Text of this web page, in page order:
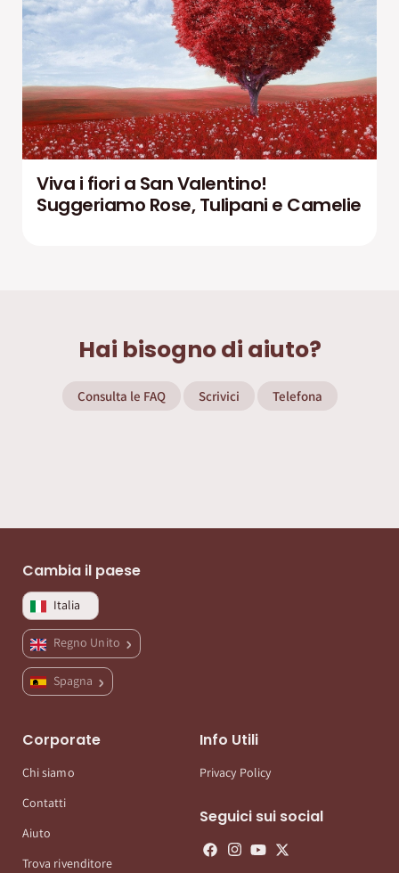
Viva i fiori a San Valentino!
Suggeriamo Rose, Tulipani e Camelie
Hai bisogno di aiuto?
Consulta le FAQ Scrivici Telefona
Cambia il paese
Italia
Regno Unito
Spagna
Corporate
Chi siamo
Contatti
Aiuto
Trova rivenditore
Info Utili
Privacy Policy
Seguici sui social